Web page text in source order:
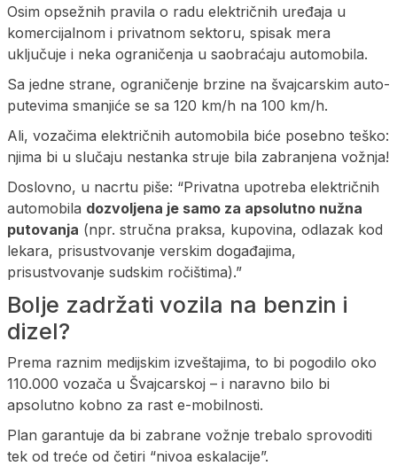
Osim opsežnih pravila o radu električnih uređaja u
komercijalnom i privatnom sektoru, spisak mera
uključuje i neka ograničenja u saobraćaju automobila.
Sa jedne strane, ograničenje brzine na švajcarskim auto-
putevima smanjiće se sa 120 km/h na 100 km/h.
Ali, vozačima električnih automobila biće posebno teško:
njima bi u slučaju nestanka struje bila zabranjena vožnja!
Doslovno, u nacrtu piše: “Privatna upotreba električnih
automobila dozvoljena je samo za apsolutno nužna
putovanja (npr. stručna praksa, kupovina, odlazak kod
lekara, prisustvovanje verskim događajima,
prisustvovanje sudskim ročištima).”
Bolje zadržati vozila na benzin i
dizel?
Prema raznim medijskim izveštajima, to bi pogodilo oko
110.000 vozača u Švajcarskoj – i naravno bilo bi
apsolutno kobno za rast e-mobilnosti.
Plan garantuje da bi zabrane vožnje trebalo sprovoditi
tek od treće od četiri “nivoa eskalacije”.